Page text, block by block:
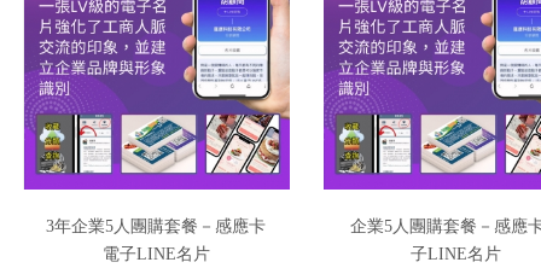
回
金
購
商
3年企業5人團購套餐－感應卡
電子LINE名片
企業5人團購套餐－感應
子LINE名片